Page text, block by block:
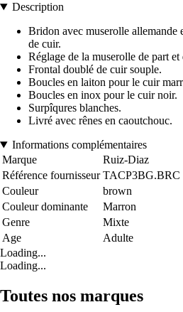
Description
Bridon avec muserolle allemande
de cuir.
Réglage de la muserolle de part et
Frontal doublé de cuir souple.
Boucles en laiton pour le cuir
Boucles en inox pour le cuir noir.
Surpîqures blanches.
Livré avec rênes en caoutchouc.
Informations complémentaires
Marque
Ruiz-Diaz
Référence fournisseur TACP3BG.BRC
Couleur
brown
Couleur dominante
Marron
Genre
Mixte
Age
Adulte
Loading...
Loading...
Toutes nos marques